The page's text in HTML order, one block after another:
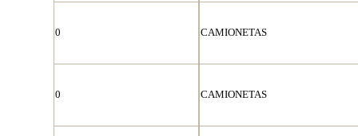
0 CAMIONETAS
0 CAMIONETAS